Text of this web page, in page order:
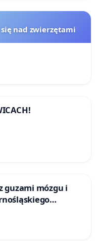
nad zwierzętami
guzami mózgu i